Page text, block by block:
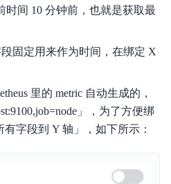
时间 10 分钟前，也就是获取最
固定用来作为时间，在绑定 X
里的 metric 自动生成的，
」，为了方便绑
字段到 Y 轴」，如下所示：